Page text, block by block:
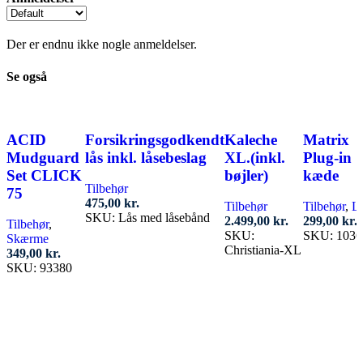
Der er endnu ikke nogle anmeldelser.
Se også
ACID
Mudguard
Set CLICK
75
Tilbehør,
Skærme
349,00 kr.
SKU: 93380
Forsikringsgodkendt
lås inkl. låsebeslag
Tilbehør
475,00 kr.
SKU: Lås med låsebånd
Kaleche
XL.(inkl.
bøjler)
Tilbehør
2.499,00 kr.
SKU:
Christiania-XL
Matrix
Plug-in
kæde
Tilbehør,
299,00 kr.
SKU: